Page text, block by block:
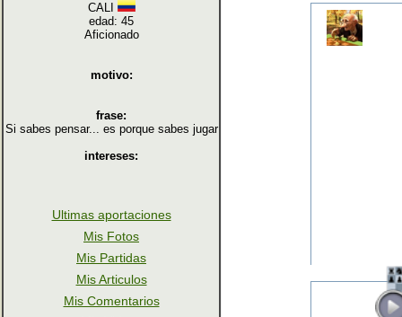
CALI
edad: 45
Aficionado
motivo:
frase:
Si sabes pensar... es porque sabes jugar
intereses:
Ultimas aportaciones
Mis Fotos
Mis Partidas
Mis Articulos
Mis Comentarios